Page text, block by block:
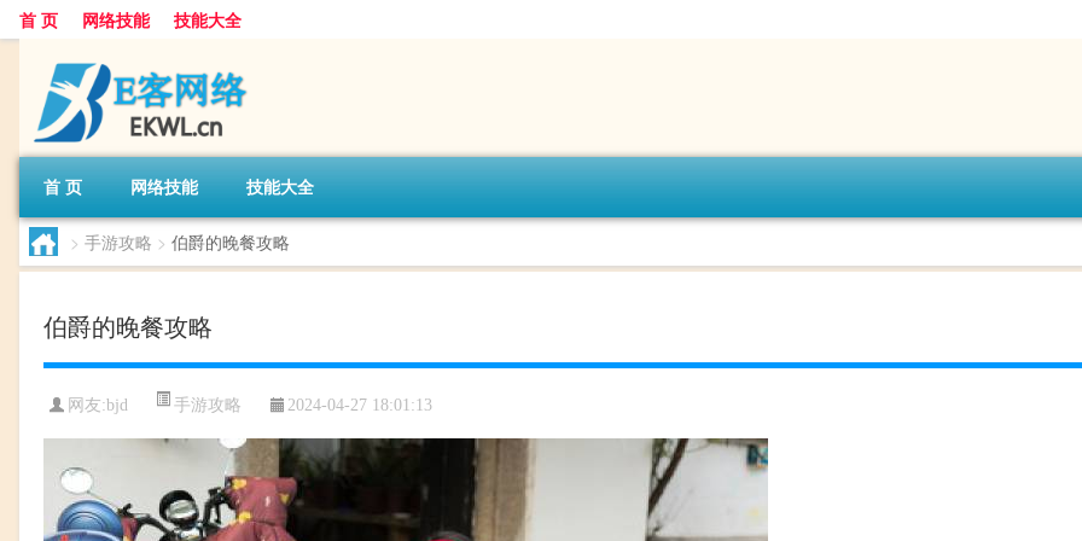
首 页 网络技能 技能大全
首 页 网络技能 技能大全
> 手游攻略 > 伯爵的晚餐攻略
伯爵的晚餐攻略
网友:bjd 手游攻略 2024-04-27 18:01:13